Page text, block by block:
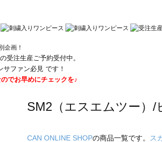
企画！
受注生産ご予約受付中。
ファン必見 です！
でお早めにチェックを♪
SM2（エスエムツー）/
CAN ONLINE SHOPの商品一覧です。 ス